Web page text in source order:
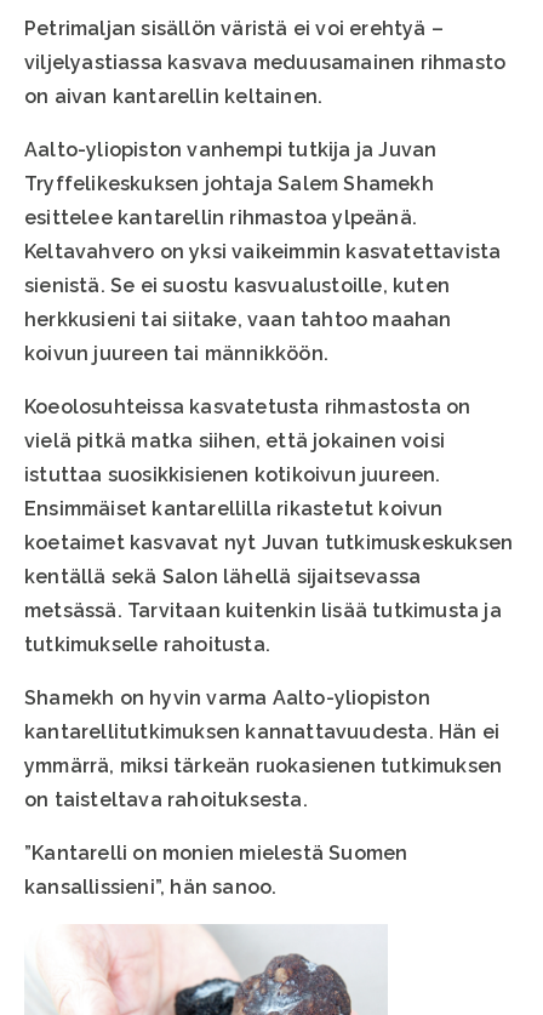
Petrimaljan sisällön väristä ei voi erehtyä –
viljelyastiassa kasvava meduusamainen rihmasto
on aivan kantarellin keltainen.
Aalto-yliopiston vanhempi tutkija ja Juvan
Tryffelikeskuksen johtaja Salem Shamekh
esittelee kantarellin rihmastoa ylpeänä.
Keltavahvero on yksi vaikeimmin kasvatettavista
sienistä. Se ei suostu kasvualustoille, kuten
herkkusieni tai siitake, vaan tahtoo maahan
koivun juureen tai männikköön.
Koeolosuhteissa kasvatetusta rihmastosta on
vielä pitkä matka siihen, että jokainen voisi
istuttaa suosikkisienen kotikoivun juureen.
Ensimmäiset kantarellilla rikastetut koivun
koetaimet kasvavat nyt Juvan tutkimuskeskuksen
kentällä sekä Salon lähellä sijaitsevassa
metsässä. Tarvitaan kuitenkin lisää tutkimusta ja
tutkimukselle rahoitusta.
Shamekh on hyvin varma Aalto-yliopiston
kantarellitutkimuksen kannattavuudesta. Hän ei
ymmärrä, miksi tärkeän ruokasienen tutkimuksen
on taisteltava rahoituksesta.
”Kantarelli on monien mielestä Suomen
kansallissieni”, hän sanoo.